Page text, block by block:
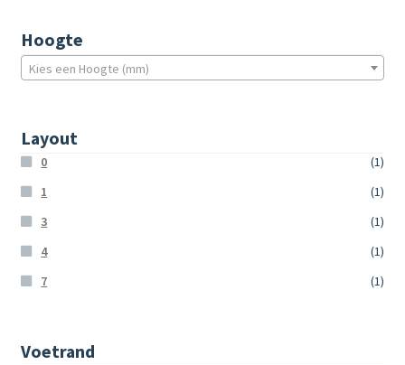
Hoogte
Kies een Hoogte (mm)
Layout
0
(1)
1
(1)
3
(1)
4
(1)
7
(1)
Voetrand